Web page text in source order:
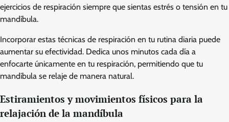
ejercicios de respiración siempre que sientas estrés o tensión en tu
mandíbula.
Incorporar estas técnicas de respiración en tu rutina diaria puede
aumentar su efectividad. Dedica unos minutos cada día a
enfocarte únicamente en tu respiración, permitiendo que tu
mandíbula se relaje de manera natural.
Estiramientos y movimientos físicos para la
relajación de la mandíbula